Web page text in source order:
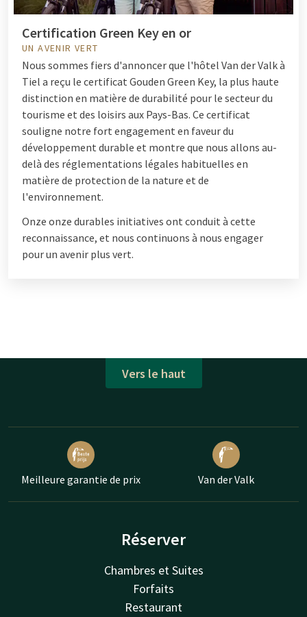
Certification Green Key en or
UN AVENIR VERT
Nous sommes fiers d'annoncer que l'hôtel Van der Valk à
Tiel a reçu le certificat Gouden Green Key, la plus haute
distinction en matière de durabilité pour le secteur du
tourisme et des loisirs aux Pays-Bas. Ce certificat
souligne notre fort engagement en faveur du
développement durable et montre que nous allons au-
delà des réglementations légales habituelles en
matière de protection de la nature et de
l'environnement.
Onze onze durables initiatives ont conduit à cette
reconnaissance, et nous continuons à nous engager
pour un avenir plus vert.
Vers le haut
Meilleure garantie de prix Van der Valk
Réserver
Chambres et Suites
Forfaits
Restaurant